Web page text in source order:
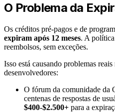
O Problema da
Os créditos pré-pagos e de
expiram após 12 meses. A política
reembolsos, sem exceções.
Isso está causando problemas
desenvolvedores:
O fórum da comunidade da
centenas de respostas de
$400-$2.500+ para a